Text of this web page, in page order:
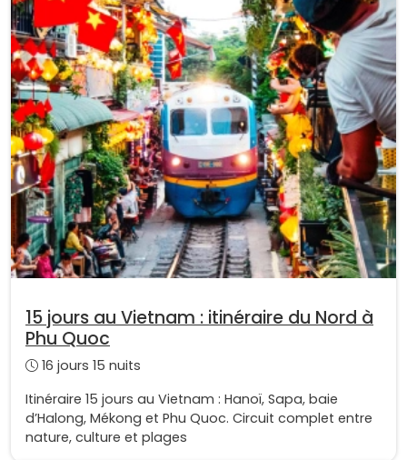
15 jours au Vietnam : itinéraire du Nord à
Phu Quoc
16 jours 15 nuits
Itinéraire 15 jours au Vietnam : Hanoï, Sapa, baie
d’Halong, Mékong et Phu Quoc. Circuit complet entre
nature, culture et plages